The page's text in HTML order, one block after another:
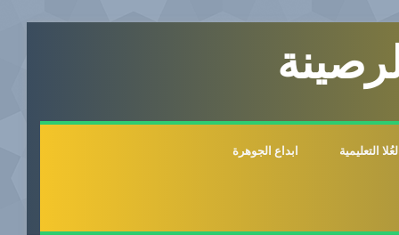
التعليمية ابداع الجوهرة